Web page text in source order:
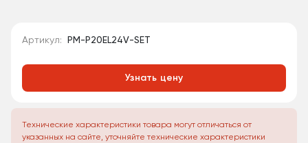
Артикул: PM-P20EL24V-SET
Узнать цену
Технические характеристики товара могут отличаться от
указанных на сайте, уточняйте технические характеристики